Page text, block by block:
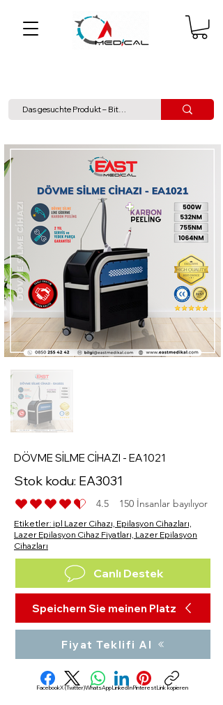
DÖVME SİLME CİHAZI - EA1021
Stok kodu: EA3031
4.5 150 İnsanlar bayılıyor
durchschnittliches
Etiketler: ipl Lazer Cihazı, Epilasyon Cihazları,
Lazer Epilasyon Cihaz Fiyatları, Lazer Epilasyon
Cihazları
Canlı Destek
Speichern Sie meinen Platz
Fiyat Teklifi Al
FacebookX (Twitter)WhatsAppLinkedInPinterestLink kopieren